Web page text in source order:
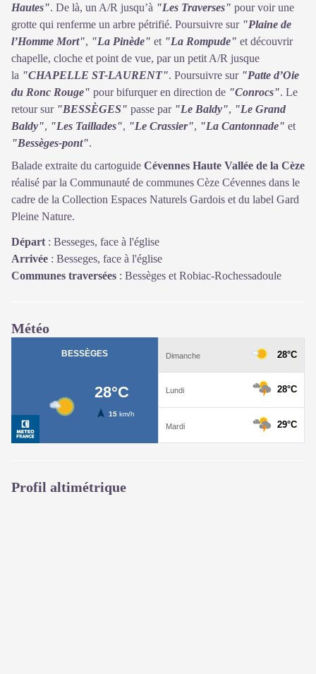
Hautes". De là, un A/R jusqu’à "Les Traverses" pour voir une
grotte qui renferme un arbre pétrifié. Poursuivre sur "Plaine de
l’Homme Mort", "La Pinède" et "La Rompude" et découvrir
chapelle, cloche et point de vue, par un petit A/R jusque
la "CHAPELLE ST-LAURENT". Poursuivre sur "Patte d’Oie
du Ronc Rouge" pour bifurquer en direction de "Conrocs". Le
retour sur "BESSÈGES" passe par "Le Baldy", "Le Grand
Baldy", "Les Taillades", "Le Crassier", "La Cantonnade" et
"Bessèges-pont".
Balade extraite du cartoguide Cévennes Haute Vallée de la Cèze
réalisé par la Communauté de communes Cèze Cévennes dans le
cadre de la Collection Espaces Naturels Gardois et du label Gard
Pleine Nature.
Départ : Besseges, face à l'église
Arrivée : Besseges, face à l'église
Communes traversées : Bessèges et Robiac-Rochessadoule
Météo
Profil altimétrique